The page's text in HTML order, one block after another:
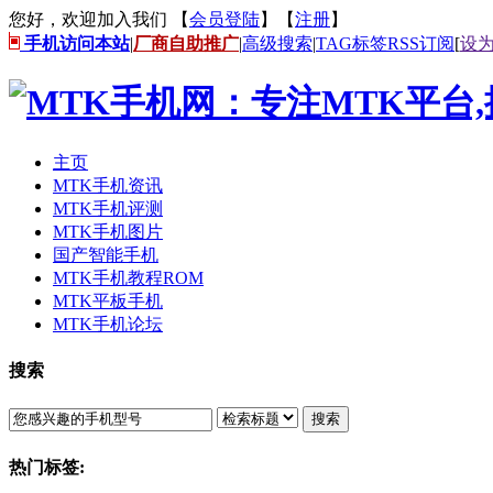
您好，欢迎加入我们 【会员登陆】【注册】
手机访问本站|厂商自助推广|高级搜索|TAG标签RSS订阅[设
主页
MTK手机资讯
MTK手机评测
MTK手机图片
国产智能手机
MTK手机教程ROM
MTK平板手机
MTK手机论坛
搜索
搜索
热门标签: